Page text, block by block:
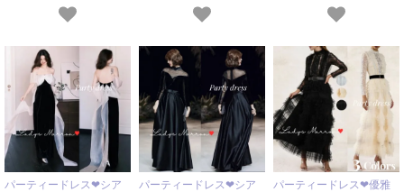
パーティードレス❤シア
パーティードレス❤シア
パーティードレス❤優雅